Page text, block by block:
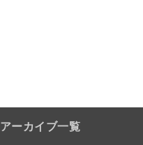
アーカイブ一覧